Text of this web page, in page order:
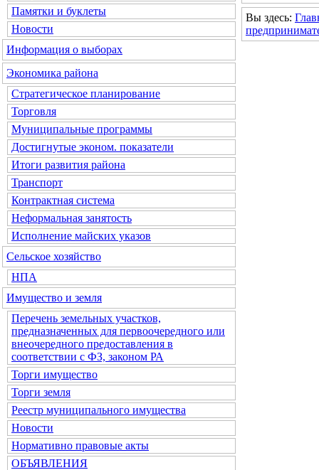
Памятки и буклеты
Новости
Информация о выборах
Экономика района
Стратегическое планирование
Торговля
Муниципальные программы
Достигнутые эконом. показатели
Итоги развития района
Транспорт
Контрактная система
Неформальная занятость
Исполнение майских указов
Сельское хозяйство
НПА
Имущество и земля
Перечень земельных участков,
предназначенных для первоочередного или
внеочередного предоставления в
соответствии с ФЗ, законом РА
Торги имущество
Торги земля
Реестр муниципального имущества
Новости
Нормативно правовые акты
ОБЪЯВЛЕНИЯ
Вы здесь: